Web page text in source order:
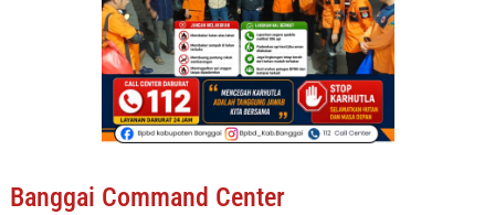
Banggai Command Center